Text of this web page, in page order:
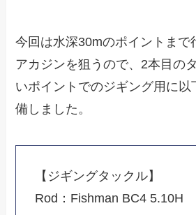
今回は水深30mのポイントまで
アカジンを狙うので、2本目の
いポイントでのジギング用に以
備しました。
【ジギングタックル】
Rod：Fishman BC4 5.10H